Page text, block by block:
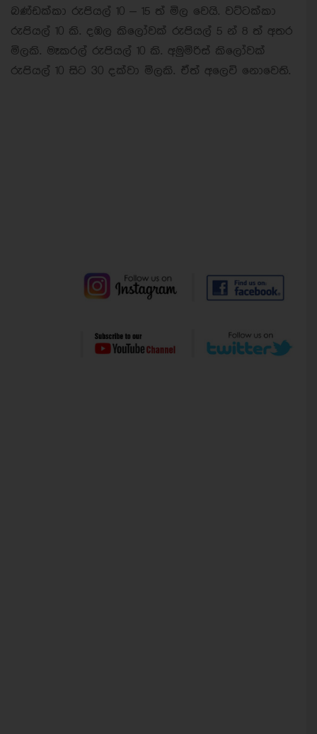
බණ්ඩක්කා රුපියල් 10 – 15 ත් මිල වෙයි. වට්ටක්කා
රුපියල් 10 කි. දඹල කිලෝවක් රුපියල් 5 න් 8 ත් අතර
මිලකි. මෑකරල් රුපියල් 10 කි. අමුමිරිස් කිලෝවක්
රුපියල් 10 සිට 30 දක්වා මිලකි. ඒත් අලෙවි නොවෙති.